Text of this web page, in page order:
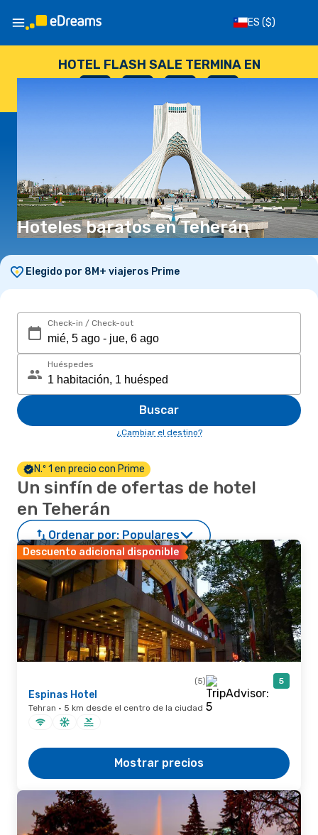
ES ($)
HOTEL FLASH SALE TERMINA EN
MINUTOS
Hoteles baratos en Teherán
Elegido por 8M+ viajeros Prime
Check-in / Check-out
Huéspedes
Buscar
¿Cambiar el destino?
N.º 1 en precio con Prime
Un sinfín de ofertas de hotel
en Teherán
Ordenar por: Populares
Descuento adicional disponible
(5) 5
Espinas Hotel
Tehran · 5 km desde el centro de la ciudad
Mostrar precios